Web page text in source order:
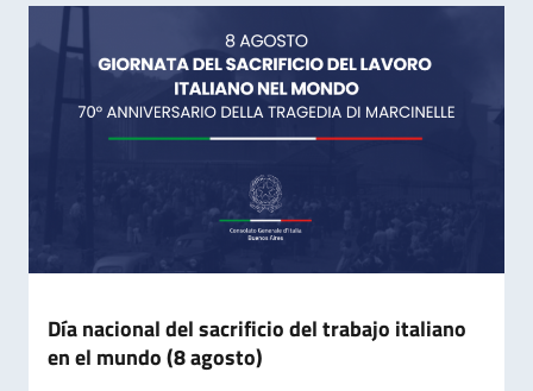
Día nacional del sacrificio del trabajo italiano
en el mundo (8 agosto)